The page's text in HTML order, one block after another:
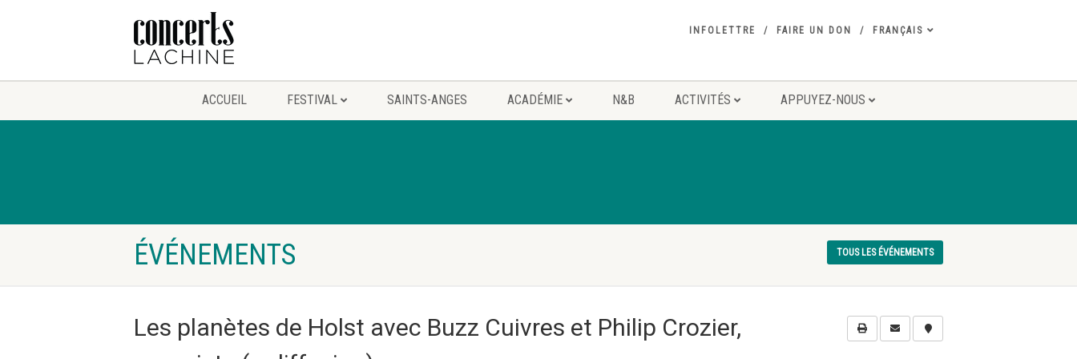
INFOLETTRE FAIRE UN DON FRANÇAIS
ACCUEIL FESTIVAL SAINTS-ANGES ACADÉMIE N&B ACTIVITÉS APPUYEZ-NOUS
ÉVÉNEMENTS TOUS LES ÉVÉNEMENTS
Les planètes de Holst avec Buzz Cuivres et Philip Crozier,